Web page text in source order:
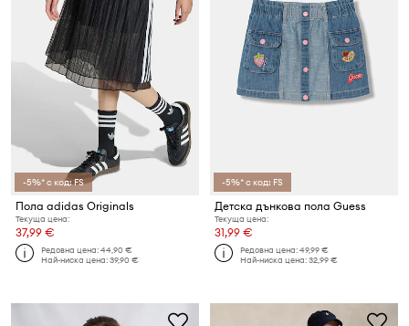
-5%* с код: FS
Пола adidas Originals
Текуща цена:
37,99 €
Редовна цена:44,90 €
Най-ниска цена:39,90 €
-5%* с код: FS
Детска дънкова пола Guess
Текуща цена:
31,99 €
Редовна цена:49,99 €
Най-ниска цена:32,99 €